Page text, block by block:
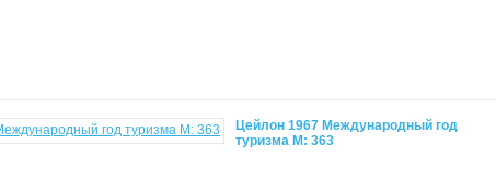
Цейлон 1967 Международный год
туризма М: 363